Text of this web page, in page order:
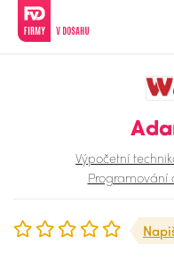
Výpočetní
Programování